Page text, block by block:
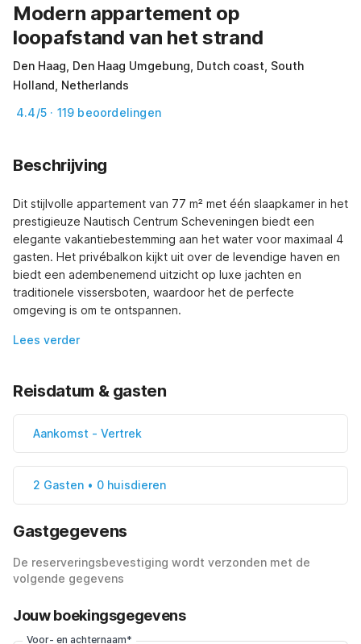
Modern appartement op
loopafstand van het strand
Den Haag, Den Haag Umgebung, Dutch coast, South
Holland, Netherlands
4.4/5 · 119 beoordelingen
Beschrijving
Dit stijlvolle appartement van 77 m² met één slaapkamer in het
prestigieuze Nautisch Centrum Scheveningen biedt een
elegante vakantiebestemming aan het water voor maximaal 4
gasten. Het privébalkon kijkt uit over de levendige haven en
biedt een adembenemend uitzicht op luxe jachten en
traditionele vissersboten, waardoor het de perfecte
omgeving is om te ontspannen.
Lees verder
Reisdatum & gasten
Aankomst - Vertrek
2 Gasten • 0 huisdieren
Gastgegevens
De reserveringsbevestiging wordt verzonden met de
volgende gegevens
Jouw boekingsgegevens
Voor- en achternaam*